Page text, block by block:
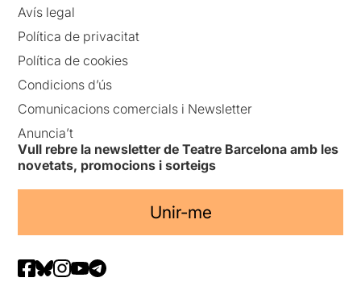
Avís legal
Política de privacitat
Política de cookies
Condicions d’ús
Comunicacions comercials i Newsletter
Anuncia’t
Vull rebre la newsletter de Teatre Barcelona amb les
novetats, promocions i sorteigs
Unir-me